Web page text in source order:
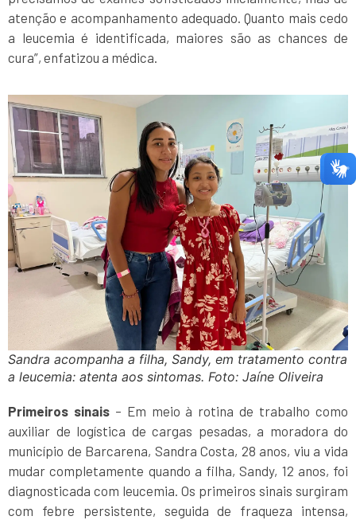
atenção e acompanhamento adequado. Quanto mais cedo
a leucemia é identificada, maiores são as chances de
cura”, enfatizou a médica.
Sandra acompanha a filha, Sandy, em tratamento contra
a leucemia: atenta aos sintomas. Foto: Jaíne Oliveira
Primeiros sinais– Em meio à rotina de trabalho como
auxiliar de logística de cargas pesadas, a moradora do
município de Barcarena, Sandra Costa, 28 anos, viu a vida
mudar completamente quando a filha, Sandy, 12 anos, foi
diagnosticada com leucemia. Os primeiros sinais surgiram
com febre persistente, seguida de fraqueza intensa,